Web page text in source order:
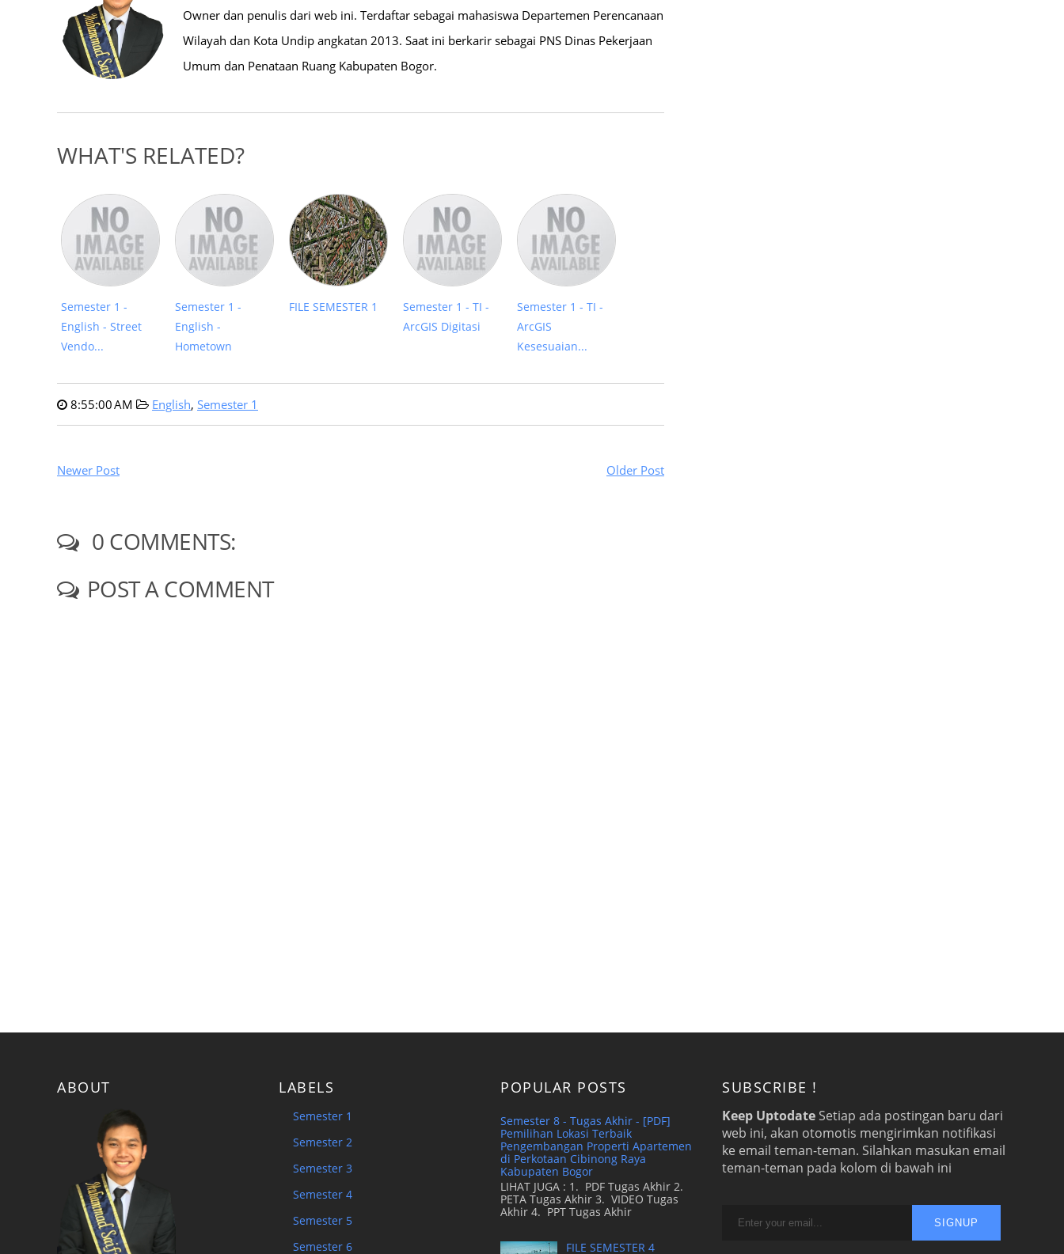
Owner dan penulis dari web ini. Terdaftar sebagai mahasiswa Departemen Perencanaan
Wilayah dan Kota Undip angkatan 2013. Saat ini berkarir sebagai PNS Dinas Pekerjaan
Umum dan Penataan Ruang Kabupaten Bogor.
WHAT'S RELATED?
Semester 1 -
English - Street
Vendo...
Semester 1 -
English -
Hometown
FILE SEMESTER 1
Semester 1 - TI -
ArcGIS Digitasi
Semester 1 - TI -
ArcGIS
Kesesuaian...
8:55:00 AM English, Semester 1
Newer Post Older Post
0 COMMENTS:
POST A COMMENT
ABOUT LABELS
Semester 1
Semester 2
Semester 3
Semester 4
Semester 5
Semester 6
POPULAR POSTS
Semester 8 - Tugas Akhir - [PDF]
Pemilihan Lokasi Terbaik
Pengembangan Properti Apartemen
di Perkotaan Cibinong Raya
Kabupaten Bogor
LIHAT JUGA : 1. PDF Tugas Akhir 2.
PETA Tugas Akhir 3. VIDEO Tugas
Akhir 4. PPT Tugas Akhir
FILE SEMESTER 4
SUBSCRIBE !
Keep Uptodate Setiap ada postingan baru dari
web ini, akan otomotis mengirimkan notifikasi
ke email teman-teman. Silahkan masukan email
teman-teman pada kolom di bawah ini